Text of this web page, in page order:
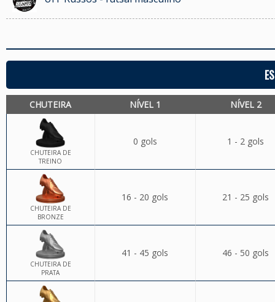
CHUTEIRA NÍVEL 1 NÍVEL 2
CHUTEIRA DE
TREINO
0 gols 1 - 2 gols
CHUTEIRA DE
BRONZE
16 - 20 gols 21 - 25 gols
CHUTEIRA DE
PRATA
41 - 45 gols 46 - 50 gols